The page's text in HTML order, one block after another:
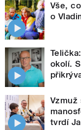
Vše,
o
okolí.
Vzmuž
tvrdí